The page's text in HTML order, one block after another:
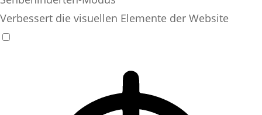
Verbessert die visuellen Elemente der Website